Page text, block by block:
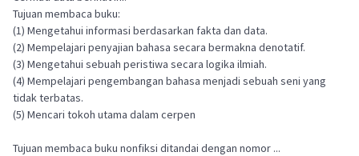
Tujuan membaca buku:
(1) Mengetahui informasi berdasarkan fakta dan data.
(2) Mempelajari penyajian bahasa secara bermakna denotatif.
(3) Mengetahui sebuah peristiwa secara logika ilmiah.
(4) Mempelajari pengembangan bahasa menjadi sebuah seni yang
tidak terbatas.
(5) Mencari tokoh utama dalam cerpen
Tujuan membaca buku nonfiksi ditandai dengan nomor ...